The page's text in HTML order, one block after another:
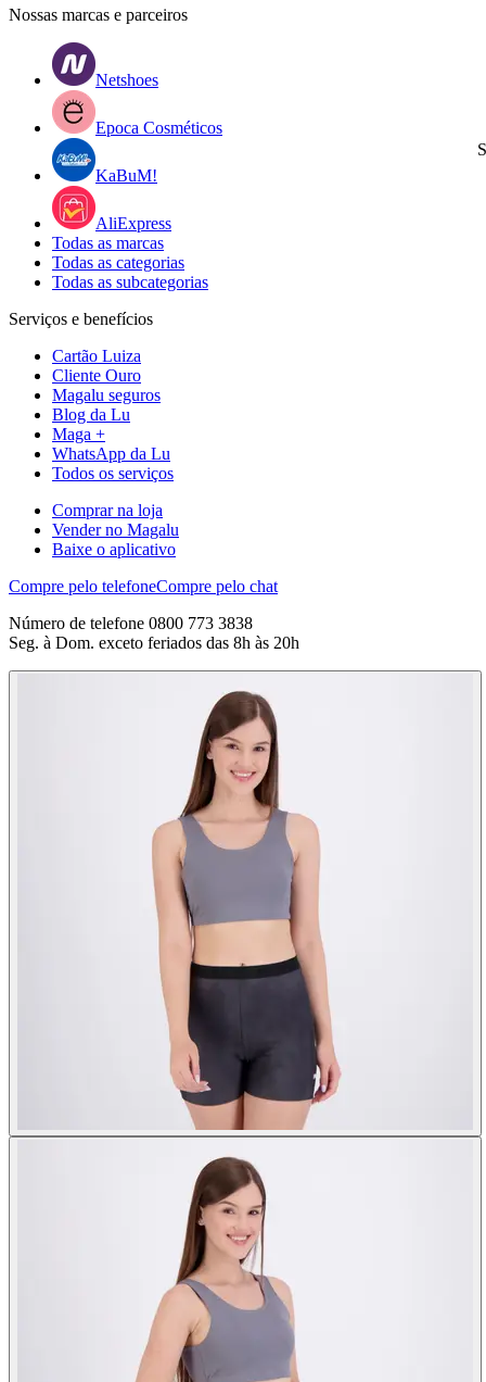
Nossas marcas e parceiros
Netshoes
Epoca Cosméticos
KaBuM!
AliExpress
Todas as marcas
Todas as categorias
Todas as subcategorias
Serviços e benefícios
Cartão Luiza
Cliente Ouro
Magalu seguros
Blog da Lu
Maga +
WhatsApp da Lu
Todos os serviços
Comprar na loja
Vender no Magalu
Baixe o aplicativo
Compre pelo telefoneCompre pelo chat
Número de telefone 0800 773 3838
Seg. à Dom. exceto feriados das 8h às 20h